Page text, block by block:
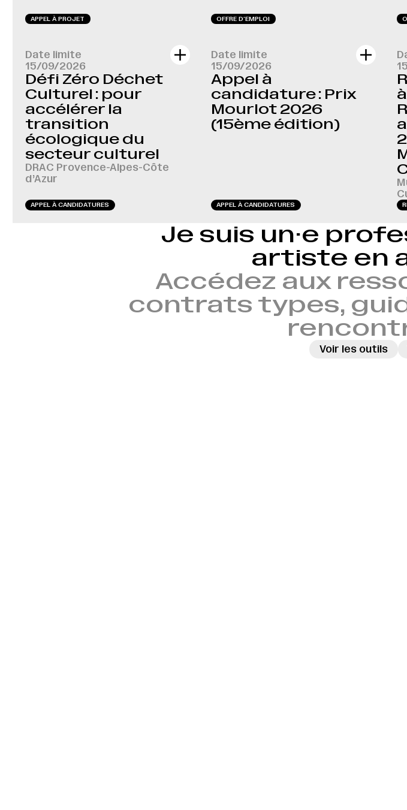
APPEL À PROJET OFFRE D‘EMPLOI
Date limite
15/09/2026
Défi Zéro Déchet
Culturel : pour
accélérer la
transition
écologique du
secteur culturel
DRAC Provence-Alpes-Côte
d’Azur
APPEL À CANDIDATURES
Date limite
15/09/2026
Appel à
candidature : Prix
Mourlot 2026
(15ème édition)
APPEL À CANDIDATURES
Je suis un·e
artiste en
Accédez aux
contrats types,
Voir les outils